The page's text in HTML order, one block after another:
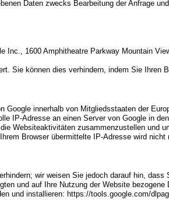
Daten zwecks Bearbeitung der Anfrage
1600 Amphitheatre Parkway Mountain
Sie können dies verhindern, indem Sie
innerhalb von Mitgliedsstaaten der
IP-Adresse an einen Server von Google in
Websiteaktivitäten zusammenzustellen und
Browser übermittelte IP-Adresse wird
wir weisen Sie jedoch darauf hin,
und auf Ihre Nutzung der Website
und installieren: https://tools.google.com/